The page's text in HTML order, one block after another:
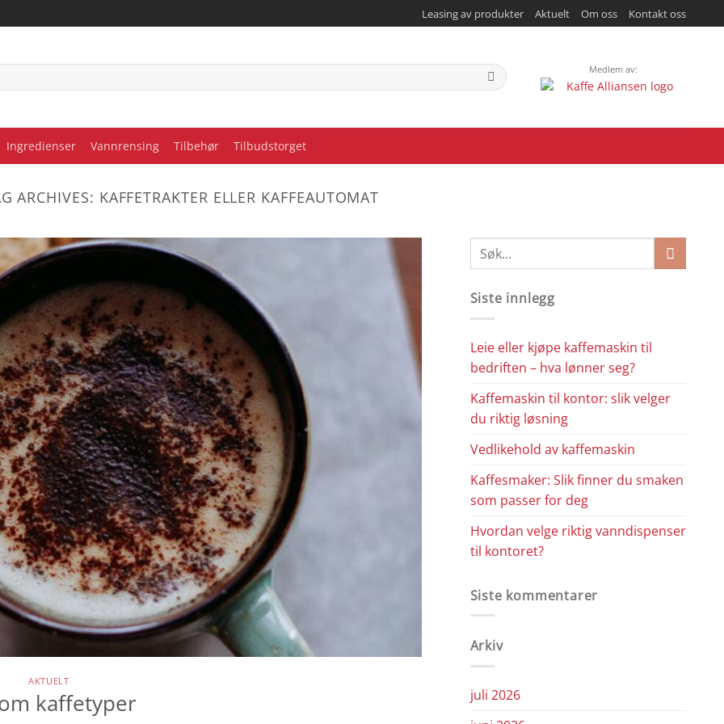
Leasing av produkter Aktuelt Om oss Kontakt oss
Medlem av:
Ingredienser Vannrensing Tilbehør Tilbudstorget
ARCHIVES: KAFFETRAKTER ELLER KAFFEAUTOMAT
AKTUELT
kaffetyper
Siste innlegg
Leie eller kjøpe kaffemaskin til
bedriften – hva lønner seg?
Kaffemaskin til kontor: slik velger
du riktig løsning
Vedlikehold av kaffemaskin
Kaffesmaker: Slik finner du smaken
som passer for deg
Hvordan velge riktig vanndispenser
til kontoret?
Siste kommentarer
Arkiv
juli 2026